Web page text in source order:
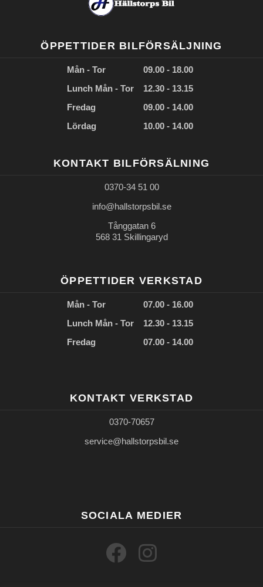
ÖPPETTIDER BILFÖRSÄLJNING
Mån - Tor
09.00 - 18.00
Lunch Mån - Tor
12.30 - 13.15
Fredag
09.00 - 14.00
Lördag
10.00 - 14.00
KONTAKT BILFÖRSÄLNING
0370-34 51 00
info@hallstorpsbil.se
Tånggatan 6
568 31 Skillingaryd
ÖPPETTIDER VERKSTAD
Mån - Tor
07.00 - 16.00
Lunch Mån - Tor
12.30 - 13.15
Fredag
07.00 - 14.00
KONTAKT VERKSTAD
0370-70657
service@hallstorpsbil.se
SOCIALA MEDIER